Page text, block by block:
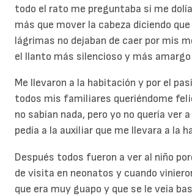
todo el rato me preguntaba si me
más que mover la cabeza diciendo
lágrimas no dejaban de caer por mis
el llanto más silencioso y más
Me llevaron a la habitación y por el
todos mis familiares queriéndome
no sabían nada, pero yo no quería ver
pedía a la auxiliar que me llevara a la
Después todos fueron a ver al niño
de visita en neonatos y cuando
que era muy guapo y que se le veía